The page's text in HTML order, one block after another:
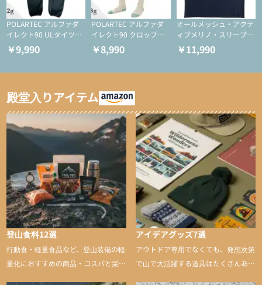
POLARTEC アルファダ
イレクト90 ULタイツ
（アクティブインサレー
ション/テント泊用パジ
￥9,990
POLARTEC アルファダ
イレクト90 クロップド
ULタイツ（アクティブ
インサレーション/テン
￥8,990
オールメッシュ・アクテ
ィブメリノ・スリーブレ
ス
￥11,990
殿堂入りアイテム
登山食料12選
行動食・軽量食品など、登山装備の軽
量化におすすめの商品・コスパと栄養
アイデアグッズ7選
アウトドア専用でなくても、発想次第
で山で大活躍する道具はたくさんあり